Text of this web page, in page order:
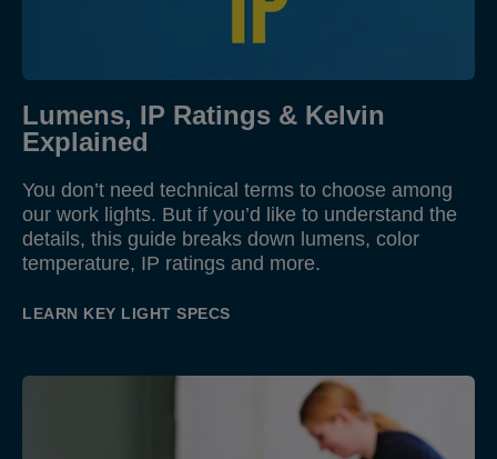
Lumens, IP Ratings & Kelvin
Explained
You don’t need technical terms to choose among
our work lights. But if you’d like to understand the
details, this guide breaks down lumens, color
temperature, IP ratings and more.
LEARN KEY LIGHT SPECS